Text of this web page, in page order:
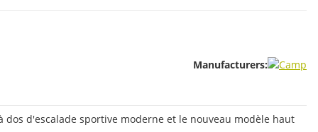
Manufacturers:
dos d'escalade sportive moderne et le nouveau modèle haut